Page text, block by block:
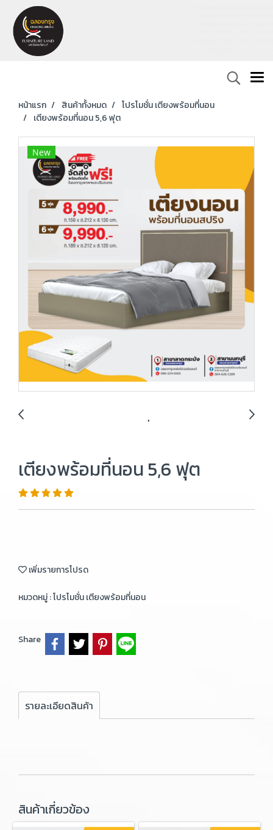
หน้าแรก สินค้าทั้งหมด
โปรโมชั่น เตียงพร้อมที่นอน
เตียงพร้อมที่นอน 5,6 ฟุต
New
เตียงพร้อมที่นอน 5,6 ฟุต
เพิ่มรายการโปรด
หมวดหมู่ :โปรโมชั่น เตียงพร้อมที่นอน
Share
รายละเอียดสินค้า
สินค้าเกี่ยวข้อง